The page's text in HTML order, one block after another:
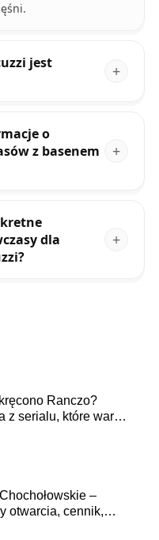
jest
o
z basenem
dla
Ranczo?
z serialu, które warto
–
otwarcia, cennik,